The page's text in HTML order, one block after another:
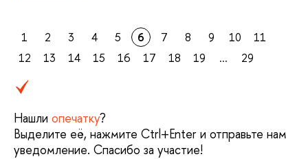
1 2 3 4 5 6 7 8 9 10
11
12
13 14 15 16 17 18 19 ... 29
Нашли опечатку?
Выделите её, нажмите Ctrl+Enter и отправьте нам
уведомление. Спасибо за участие!